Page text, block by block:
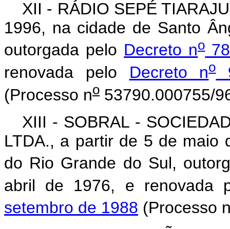
XII - RÁDIO SEPÉ
1996, na cidade de Santo
outorgada pelo Decreto no
renovada pelo Decreto no
(Processo no 53790.000755/
XIII - SOBRAL -
LTDA., a partir de 5 de maio
do Rio Grande do Sul,
abril de 1976, e renovada
setembro de 1988 (Processo